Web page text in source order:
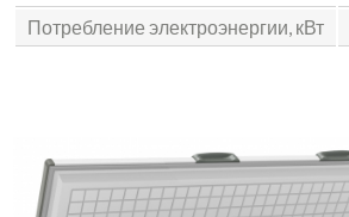
Потребление электроэнергии, кВт